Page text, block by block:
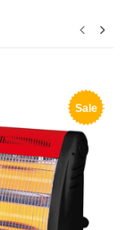
Sale